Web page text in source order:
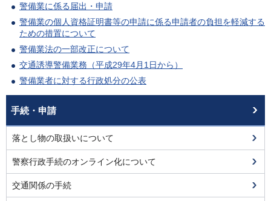
警備業に係る届出・申請
警備業の個人資格証明書等の申請に係る申請者の負担を軽減する
ための措置について
警備業法の一部改正について
交通誘導警備業務（平成29年4月1日から）
警備業者に対する行政処分の公表
手続・申請
落とし物の取扱いについて
警察行政手続のオンライン化について
交通関係の手続